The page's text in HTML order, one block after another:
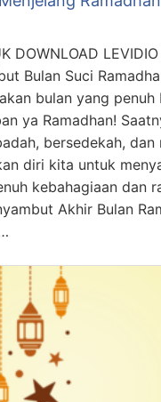
DOWNLOAD
Bulan Suci
bulan yang penuh
ya Ramadhan!
bersedekah, dan
diri kita untuk
kebahagiaan dan
Akhir Bulan